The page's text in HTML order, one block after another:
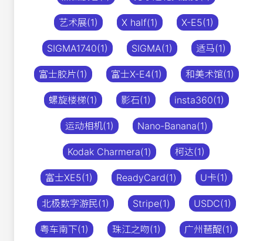
艺术展(1) X half(1) X-E5(1)
SIGMA1740(1) SIGMA(1) 适马(1)
富士胶片(1) 富士X-E4(1) 和美术馆(1)
螺旋楼梯(1) 影石(1) insta360(1)
运动相机(1) Nano-Banana(1)
Kodak Charmera(1) 柯达(1)
富士XE5(1) ReadyCard(1) U卡(1)
北极数字游民(1) Stripe(1) USDC(1)
粤车南下(1) 珠江之吻(1) 广州琶醍(1)